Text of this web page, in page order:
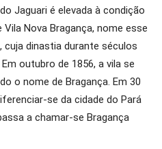
Jaguari é elevada à condição
Nova Bragança, nome esse
cuja dinastia durante séculos
outubro de 1856, a vila se
o nome de Bragança. Em 30
se da cidade do Pará
a chamar-se Bragança